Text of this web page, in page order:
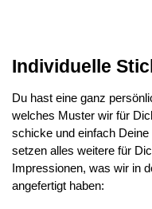
Individuelle
Du hast eine ganz
welches Muster wir für
schicke und einfach
setzen alles weitere für
Impressionen, was wir in
angefertigt haben: